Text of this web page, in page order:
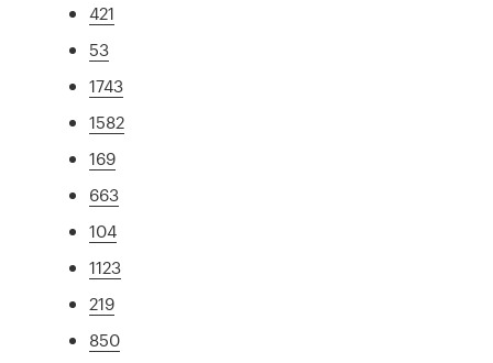
421
53
1743
1582
169
663
104
1123
219
850